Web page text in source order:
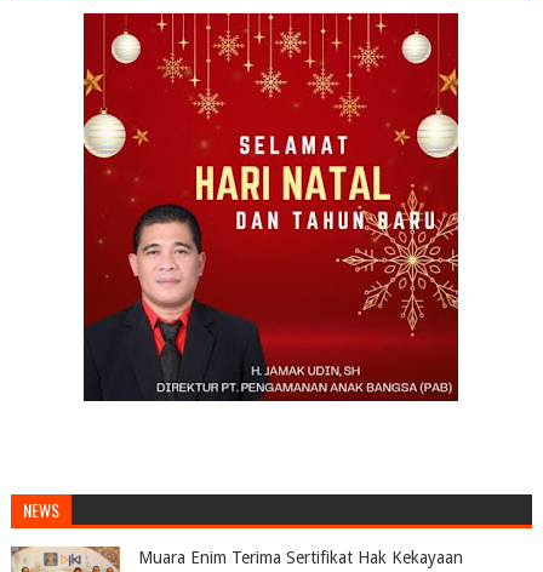
NEWS
Muara Enim Terima Sertifikat Hak Kekayaan